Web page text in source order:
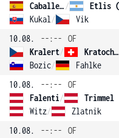
Caballero-Garcia /
Kukal / Vik
10.08.
--:--
OF
Kralert/
Kratochvil
Bozic/ Fahlke
10.08.
--:--
OF
Falenti/
Trimmel
Witz/ Zlatnik
10.08.
--:--
OF